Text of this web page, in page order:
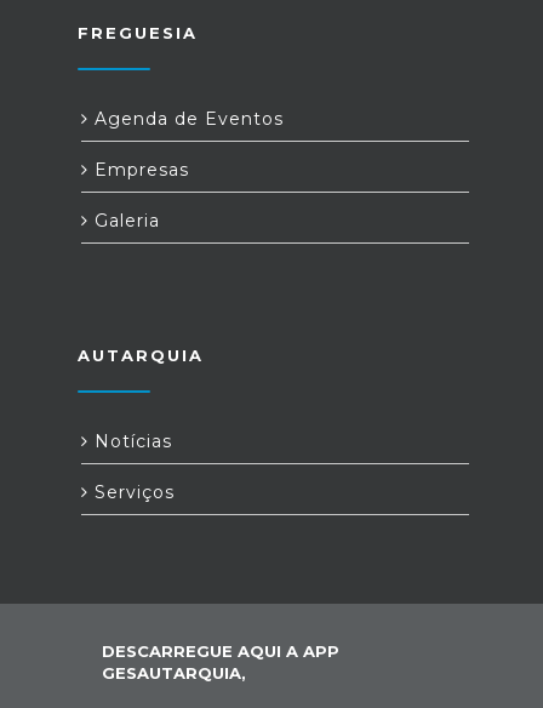
FREGUESIA
Agenda de Eventos
Empresas
Galeria
AUTARQUIA
Notícias
Serviços
DESCARREGUE AQUI A APP
GESAUTARQUIA,